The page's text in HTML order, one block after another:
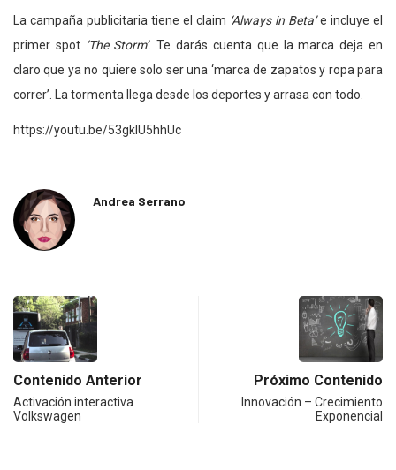
La campaña publicitaria tiene el claim ‘Always in Beta’e incluye el
primer spot‘The Storm’. Te darás cuenta que la marca deja en
claro que ya no quiere solo ser una ‘marca de zapatos y ropa para
correr’. La tormenta llega desde los deportes y arrasa con todo.
https://youtu.be/53gklU5hhUc
Andrea Serrano
Contenido Anterior
Activación interactiva
Volkswagen
Próximo Contenido
Innovación – Crecimiento
Exponencial